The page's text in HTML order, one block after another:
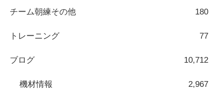
チーム朝練その他 180
トレーニング 77
ブログ 10,712
機材情報 2,967